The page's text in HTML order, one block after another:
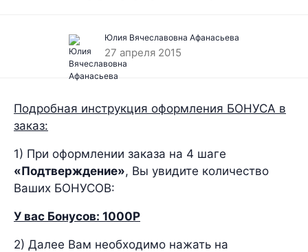
Юлия Вячеславовна Афанасьева
27 апреля 2015
Подробная инструкция оформления БОНУСА в
заказ:
1) При оформлении заказа на 4 шаге
«Подтверждение», Вы увидите количество
Ваших БОНУСОВ:
У вас Бонусов: 1000Р
2) Далее Вам необходимо нажать на